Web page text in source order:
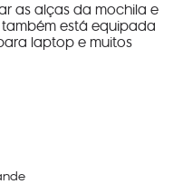
as alças da mochila e
está equipada
laptop e muitos